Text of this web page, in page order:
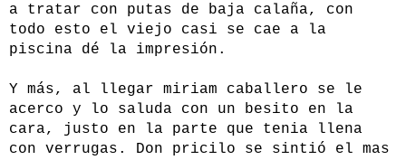
a tratar con putas de baja calaña, con
todo esto el viejo casi se cae a la
piscina dé la impresión.
Y más, al llegar miriam caballero se le
acerco y lo saluda con un besito en la
cara, justo en la parte que tenia llena
con verrugas. Don pricilo se sintió el mas